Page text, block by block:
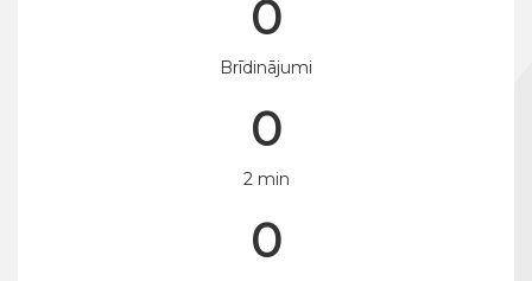
0
Brīdinājumi
0
2 min
0